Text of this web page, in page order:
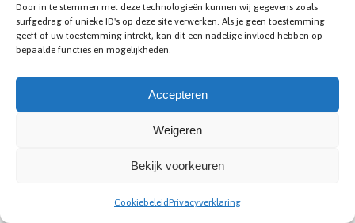
Door in te stemmen met deze technologieën kunnen wij gegevens zoals
surfgedrag of unieke ID's op deze site verwerken. Als je geen toestemming
geeft of uw toestemming intrekt, kan dit een nadelige invloed hebben op
bepaalde functies en mogelijkheden.
Accepteren
Weigeren
Bekijk voorkeuren
CookiebeleidPrivacyverklaring
Zoldertrap plaatsen
Hebt u een zolder bij uw woning in Lede, en kunt u
om te kijken naar diverse zoldertrappen. Een